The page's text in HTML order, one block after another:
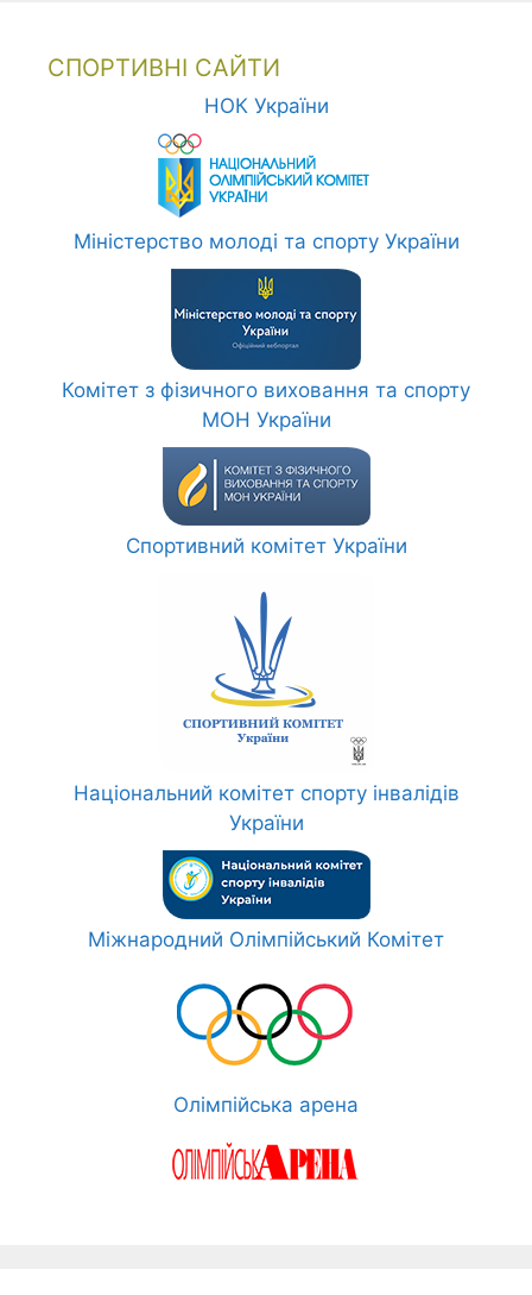
СПОРТИВНІ САЙТИ
НОК України
Міністерство молоді та спорту України
Комітет з фізичного виховання та спорту
МОН України
Спортивний комітет України
Національний комітет спорту інвалідів
України
Міжнародний Олімпійський Комітет
Олімпійська арена